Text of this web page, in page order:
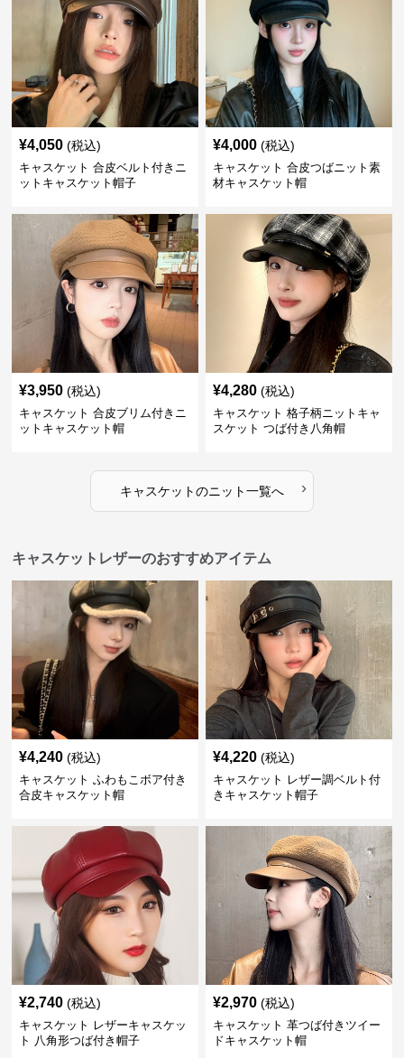
¥4,050 (税込)
キャスケット 合皮ベルト付きニ
ットキャスケット帽子
¥4,000 (税込)
キャスケット 合皮つばニット素
材キャスケット帽
¥3,950 (税込)
キャスケット 合皮ブリム付きニ
ットキャスケット帽
¥4,280 (税込)
キャスケット 格子柄ニットキャ
スケット つば付き八角帽
キャスケットのニット一覧へ ›
キャスケットレザーのおすすめアイテム
¥4,240 (税込)
キャスケット ふわもこボア付き
合皮キャスケット帽
¥4,220 (税込)
キャスケット レザー調ベルト付
きキャスケット帽子
¥2,740 (税込)
キャスケット レザーキャスケッ
ト 八角形つば付き帽子
¥2,970 (税込)
キャスケット 革つば付きツイー
ドキャスケット帽